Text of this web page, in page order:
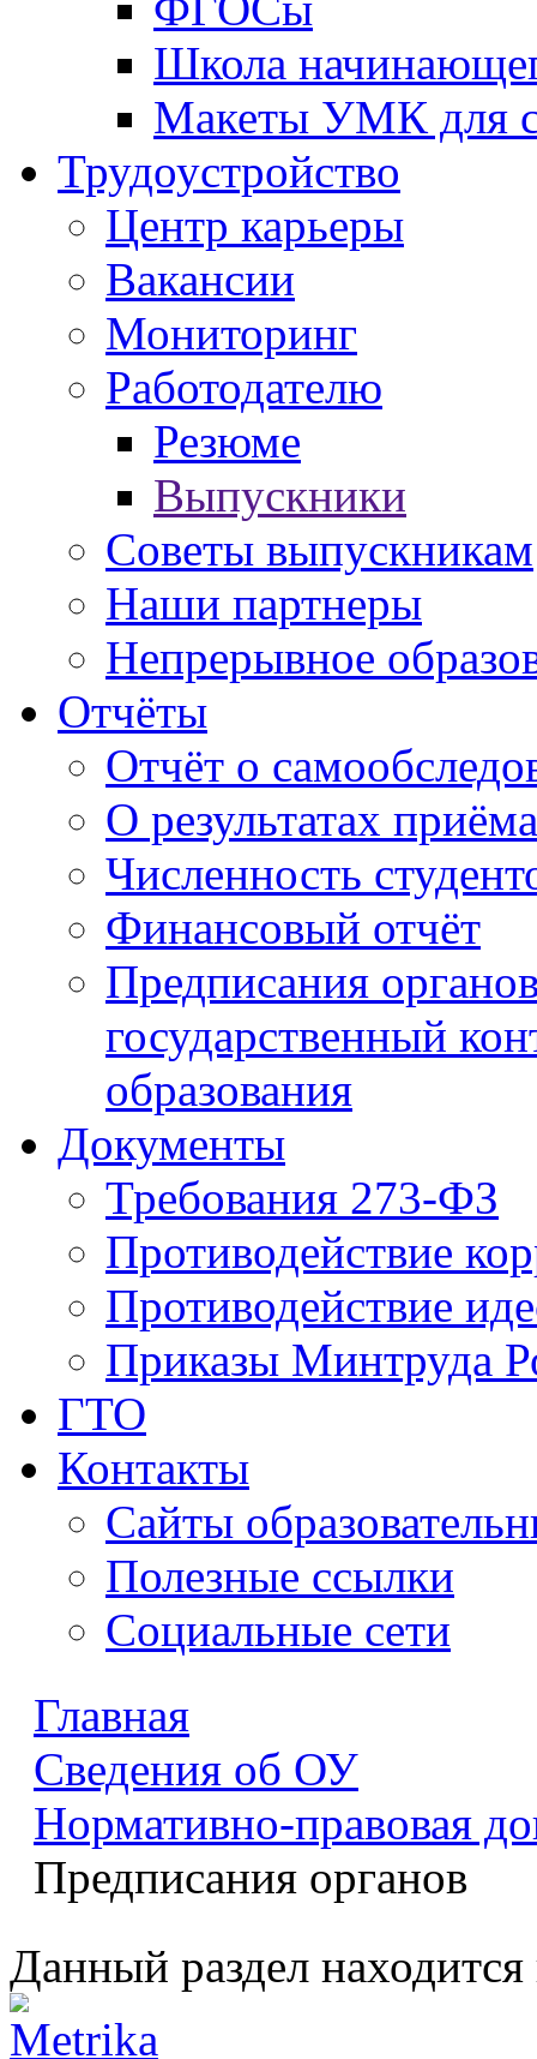
Школа
Макеты УМК для
Трудоустройство
Центр карьеры
Вакансии
Мониторинг
Работодателю
Резюме
Выпускники
Советы выпускникам
Наши партнеры
Непрерывное
Отчёты
Отчёт о
О результатах приёма
Численность
Финансовый отчёт
Предписания
государственный
образования
Документы
Требования 273-ФЗ
Противодействие
Противодействие
Приказы Минтруда
ГТО
Контакты
Сайты
Полезные ссылки
Социальные сети
Главная
Сведения об ОУ
Нормативно-правовая
Предписания органов
Данный раздел находится